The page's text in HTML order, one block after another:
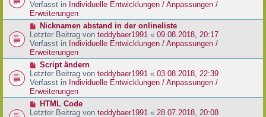
a
g
i
t
a
g
u
e
r
B
e
i
t
a
g
Verfasst in Individuelle Entwicklungen / Anpassungen /
Erweiterungen
N
e
u
e
r
B
e
i
t
a
Nicknamen abstand in der onlineliste
Letzter Beitrag von teddybaer1991 « 09.08.2018, 20:17
Verfasst in Individuelle Entwicklungen / Anpassungen /
Erweiterungen
N
e
u
e
r
B
Script ändern
Letzter Beitrag von teddybaer1991 « 03.08.2018, 22:39
Verfasst in Individuelle Entwicklungen / Anpassungen /
Erweiterungen
N
e
HTML Code
Letzter Beitrag von teddybaer1991 « 28.07.2018, 20:08